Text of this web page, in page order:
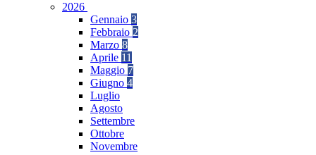
2026
Gennaio 3
Febbraio 2
Marzo 8
Aprile 11
Maggio 7
Giugno 4
Luglio
Agosto
Settembre
Ottobre
Novembre